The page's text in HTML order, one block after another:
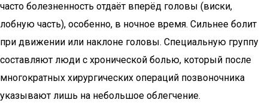
часто болезненность отдаёт вперёд головы (виски,
лобную часть), особенно, в ночное время. Сильнее болит
при движении или наклоне головы. Специальную группу
составляют люди с хронической болью, который после
многократных хирургических операций позвоночника
указывают лишь на небольшое облегчение.